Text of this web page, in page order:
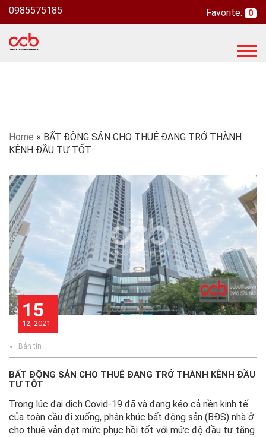
0985575185 Favorite: 0
T
g
a
t
o
n
Home » BẤT ĐỘNG SẢN CHO THUÊ ĐANG TRỞ THÀNH
KÊNH ĐẦU TƯ TỐT
15
12, 2021
Bản tin
BẤT ĐỘNG SẢN CHO THUÊ ĐANG TRỞ THÀNH KÊNH ĐẦU
TƯ TỐT
Trong lúc đại dịch Covid-19 đã và đang kéo cả nền kinh tế
của toàn cầu đi xuống, phân khúc bất động sản (BĐS) nhà ở
cho thuê vẫn đạt mức phục hồi tốt với mức độ đầu tư tăng